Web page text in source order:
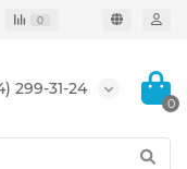
0
299-31-24
0